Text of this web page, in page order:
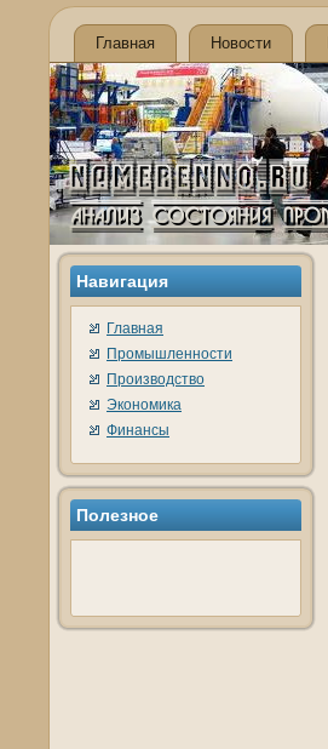
Главная Новости
Навигация
Главная
Промышленности
Производство
Экономика
Финансы
Полезное